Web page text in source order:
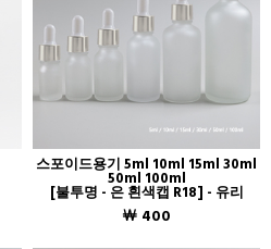
스포이드용기 5ml 10ml 15ml 30ml
50ml 100ml
[불투명 - 은 흰색캡 R18] - 유리
￦ 400